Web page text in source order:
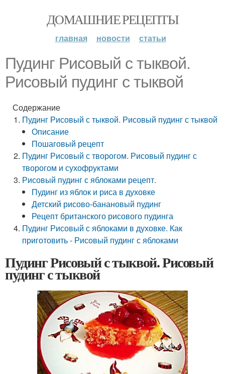
ДОМАШНИЕ РЕЦЕПТЫ
главная новости статьи
Пудинг Рисовый с тыквой.
Рисовый пудинг с тыквой
Содержание
Пудинг Рисовый с тыквой. Рисовый пудинг с тыквой
Описание
Пошаговый рецепт
Пудинг Рисовый с творогом. Рисовый пудинг с
творогом и сухофруктами
Рисовый пудинг с яблоками рецепт.
Пудинг из яблок и риса в духовке
Детский рисово-банановый пудинг
Рецепт британского рисового пудинга
Пудинг Рисовый с яблоками в духовке. Как
приготовить - Рисовый пудинг с яблоками
Пудинг Рисовый с тыквой. Рисовый
пудинг с тыквой